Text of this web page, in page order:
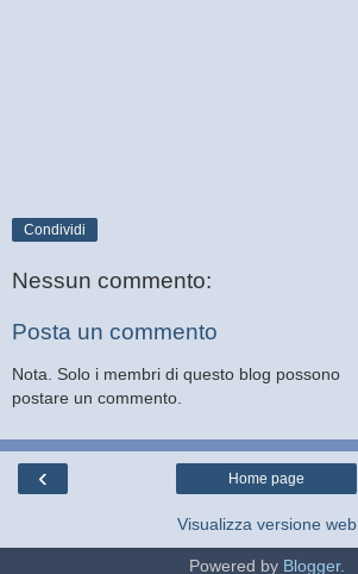
Condividi
Nessun commento:
Posta un commento
Nota. Solo i membri di questo blog possono
postare un commento.
‹ Home page
Visualizza versione web
Powered by Blogger.